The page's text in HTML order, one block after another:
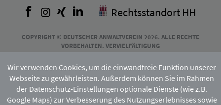
Facebook
Instagram
XingLinkedInRechtsstandort HH
COPYRIGHT © DEUTSCHER ANWALTVEREIN 2026. ALLE RECHTE
VORBEHALTEN. VERVIELFÄLTIGUNG
HAMBURGISCHEN ANWALTVEREINS.
Mitgliedschaft:
Wir verwenden Cookies, um die einwandfreie Funktion unserer
Webseite zu gewährleisten. Außerdem können Sie im Rahmen
der Datenschutz-Einstellungen optionale Dienste (wie z.B.
Google Maps) zur Verbesserung des Nutzungserlebnisses sowie